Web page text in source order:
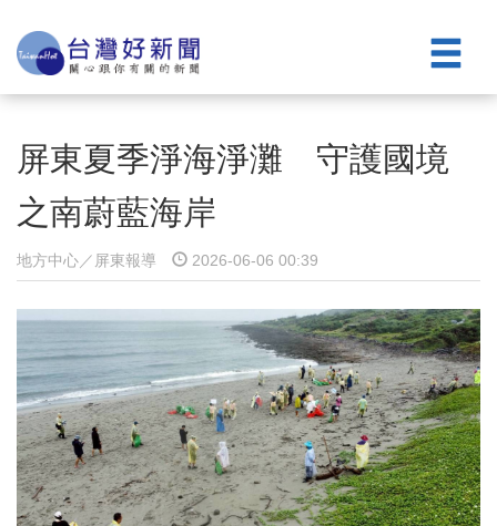
屏東夏季淨海淨灘 守護國境
之南蔚藍海岸
地方中心／屏東報導 2026-06-06 00:39